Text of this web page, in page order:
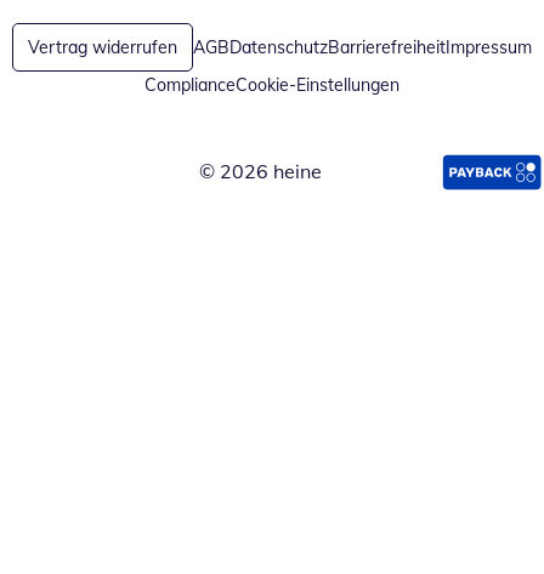
Vertrag widerrufen AGBDatenschutzBarrierefreiheitImpressum
ComplianceCookie-Einstellungen
© 2026 heine